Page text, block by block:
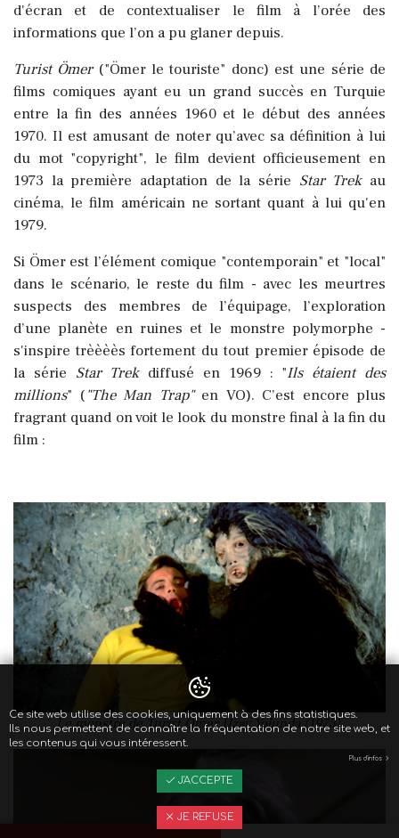
d'écran et de contextualiser le film à l’orée des
informations que l’on a pu glaner depuis.
Turist Ömer("Ömer le touriste" donc) est une série de
films comiques ayant eu un grand succès en Turquie
entre la fin des années 1960 et le début des années
1970. Il est amusant de noter qu’avec sa définition à lui
du mot "copyright", le film devient officieusement en
1973 la première adaptation de la série Star Trekau
cinéma, le film américain ne sortant quant à lui qu'en
1979.
Si Ömer est l’élément comique "contemporain" et "local"
dans le scénario, le reste du film - avec les meurtres
suspects des membres de l’équipage, l’exploration
d’une planète en ruines et le monstre polymorphe -
s'inspire trèèèès fortement du tout premier épisode de
la série Star Trekdiffusé en 1969 : "Ils étaient des
millions" ("The Man Trap"en VO). C’est encore plus
fragrant quand on voit le look du monstre final à la fin du
film :
Le monstre de Turist Ömer Uzay Yolunda (1973).
Ce site web utilise des cookies, uniquement à des fins statistiques.
Ils nous permettent de connaître la fréquentation de notre site web, et
les contenus qui vous intéressent.
Plus d'infos
J'ACCEPTE
JE REFUSE